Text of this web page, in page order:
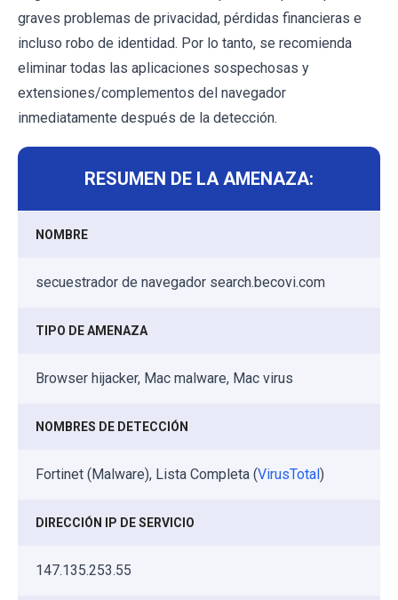
graves problemas de privacidad, pérdidas financieras e
incluso robo de identidad. Por lo tanto, se recomienda
eliminar todas las aplicaciones sospechosas y
extensiones/complementos del navegador
inmediatamente después de la detección.
RESUMEN DE LA AMENAZA:
NOMBRE
secuestrador de navegador search.becovi.com
TIPO DE AMENAZA
Browser hijacker, Mac malware, Mac virus
NOMBRES DE DETECCIÓN
Fortinet (Malware), Lista Completa (VirusTotal)
DIRECCIÓN IP DE SERVICIO
147.135.253.55